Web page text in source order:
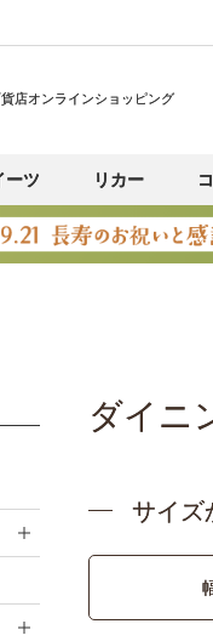
店オンラインショッピング
ーツ リカー
ダイニ
サイズ